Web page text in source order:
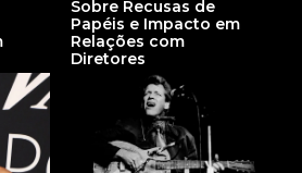
Sobre Recusas de
Papéis e Impacto em
Relações com
Diretores